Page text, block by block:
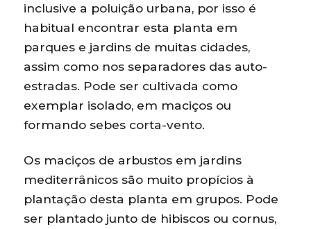
inclusive a poluição urbana, por isso é
habitual encontrar esta planta em
parques e jardins de muitas cidades,
assim como nos separadores das auto-
estradas. Pode ser cultivada como
exemplar isolado, em maciços ou
formando sebes corta-vento.
Os maciços de arbustos em jardins
mediterrânicos são muito propícios à
plantação desta planta em grupos. Pode
ser plantado junto de hibiscos ou cornus,